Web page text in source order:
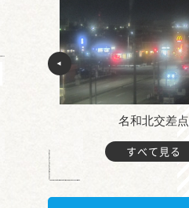
名和北交差点
すべて見る